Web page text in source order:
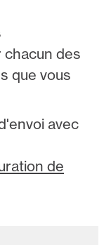
des
que vous
avec
de